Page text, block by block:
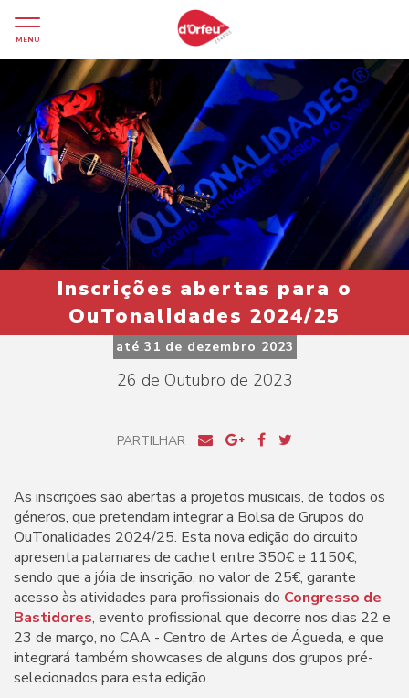
MENU
Inscrições abertas para o
OuTonalidades 2024/25
até 31 de dezembro 2023
26 de Outubro de 2023
PARTILHAR
As inscrições são abertas a projetos musicais, de todos os
géneros, que pretendam integrar a Bolsa de Grupos do
OuTonalidades 2024/25. Esta nova edição do circuito
apresenta patamares de cachet entre 350€ e 1150€,
sendo que a jóia de inscrição, no valor de 25€, garante
acesso às atividades para profissionais do Congresso de
Bastidores, evento profissional que decorre nos dias 22 e
23 de março, no CAA - Centro de Artes de Águeda, e que
integrará também showcases de alguns dos grupos pré-
selecionados para esta edição.